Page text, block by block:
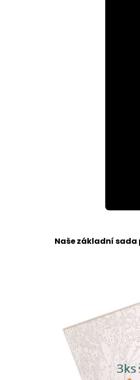
Naše základní